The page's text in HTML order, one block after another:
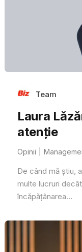
Team
Laura
atenție
Opinii
De când mă știu,
multe lucruri
încăpățânarea...